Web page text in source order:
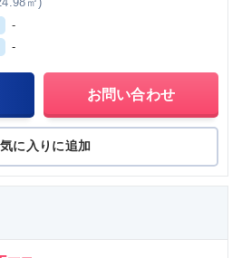
-
-
お問い合わせ
に入りに追加